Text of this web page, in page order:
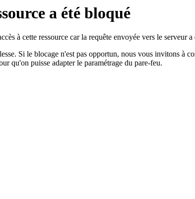
a été bloqué
à cette ressource car la requête envoyée vers le serveur a
Si le blocage n'est pas opportun, nous vous invitons à
qu'on puisse adapter le paramétrage du pare-feu.